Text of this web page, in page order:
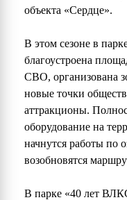
объекта «Сердце».
В этом сезоне в
благоустроена
СВО, организована
новые точки
аттракционы.
оборудование на
начнутся работы по
возобновятся
В парке «40 лет